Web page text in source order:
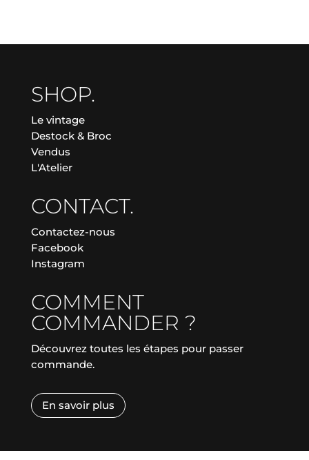
SHOP.
Le vintage
Destock & Broc
Vendus
L'Atelier
CONTACT.
Contactez-nous
Facebook
Instagram
COMMENT
COMMANDER ?
Découvrez toutes les étapes pour passer
commande.
En savoir plus